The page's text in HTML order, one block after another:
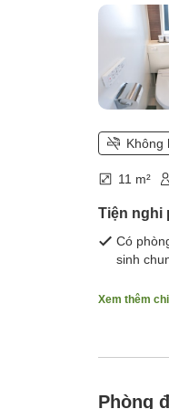
Không
11 m²
Tiện nghi
Có
sinh
Xem thêm
Phòng